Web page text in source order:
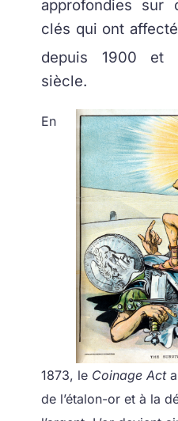
approfondies sur
clés qui ont
depuis 1900 et
siècle.
En
1873, le Coinage Act
de l’étalon-or et à la